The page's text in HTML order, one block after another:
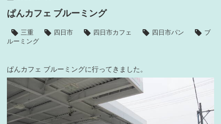
ぱんカフェ ブルーミング
三重 四日市 四日市カフェ 四日市パン
ブ
ルーミング
ぱんカフェ ブルーミングに行ってきました。